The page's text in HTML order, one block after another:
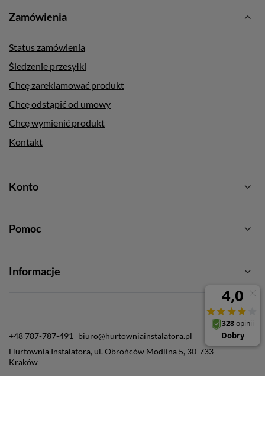
Zamówienia
Status zamówienia
Śledzenie przesyłki
Chcę zareklamować produkt
Chcę odstąpić od umowy
Chcę wymienić produkt
Kontakt
Konto
Pomoc
Informacje
+48 787-787-491 biuro@hurtowniainstalatora.pl
Hurtownia Instalatora, ul. Obrońców Modlina 5, 30-733
Kraków